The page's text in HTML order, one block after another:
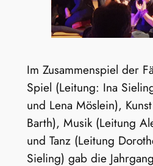
Im Zusammenspiel der
Spiel (Leitung: Ina
und Lena Möslein),
Barth), Musik (Leitung
und Tanz (Leitung
Sieling) gab die